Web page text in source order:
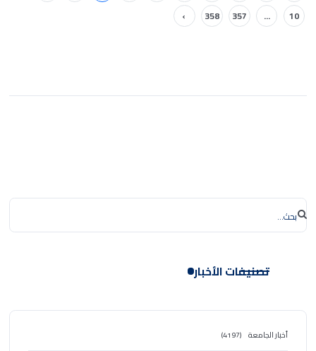
10
...
357
358
›
تصنيفات الأخبار
أخبار الجامعة (4197)